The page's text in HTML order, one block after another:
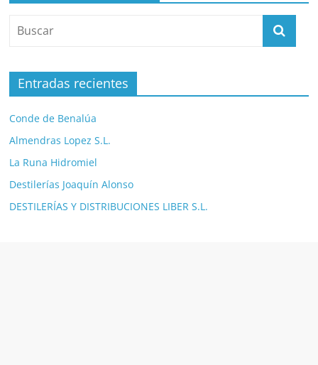
Entradas recientes
Conde de Benalúa
Almendras Lopez S.L.
La Runa Hidromiel
Destilerías Joaquín Alonso
DESTILERÍAS Y DISTRIBUCIONES LIBER S.L.